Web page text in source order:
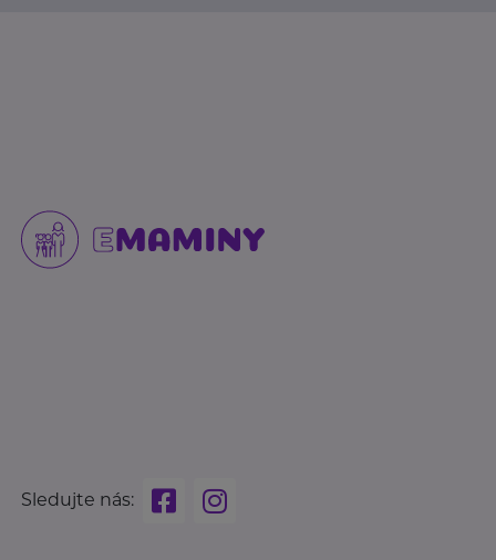
Sledujte nás: